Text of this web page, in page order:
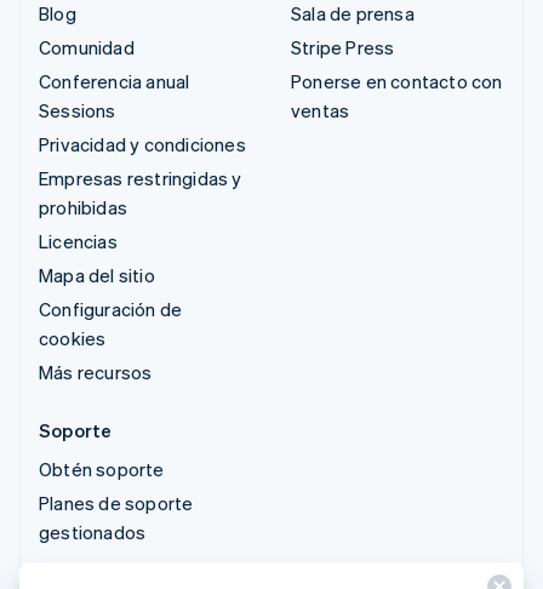
Blog
Comunidad
Conferencia anual
Sessions
Privacidad y condiciones
Empresas restringidas y
prohibidas
Licencias
Mapa del sitio
Configuración de
cookies
Más recursos
Sala de prensa
Stripe Press
Ponerse en contacto con
ventas
Soporte
Obtén soporte
Planes de soporte
gestionados